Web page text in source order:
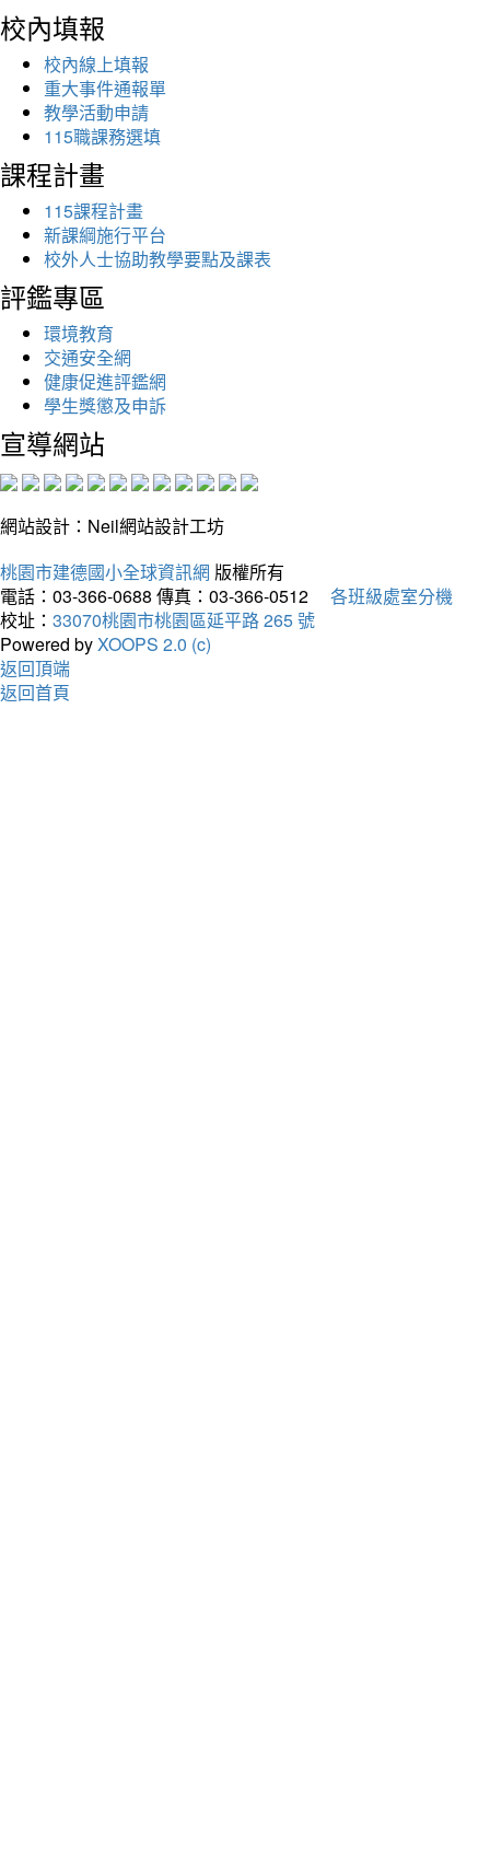
校內填報
校內線上填報
重大事件通報單
教學活動申請
115職課務選填
課程計畫
115課程計畫
新課綱施行平台
校外人士協助教學要點及課表
評鑑專區
環境教育
交通安全網
健康促進評鑑網
學生獎懲及申訴
宣導網站
網站設計：Neil網站設計工坊
桃園市建德國小全球資訊網 版權所有
電話：03-366-0688 傳真：03-366-0512
各班級處室分機
校址： 33070桃園市桃園區延平路 265 號
Powered byXOOPS 2.0 (c)
返回頂端
返回首頁